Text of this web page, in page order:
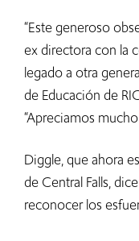
“Este generoso
ex directora con la
legado a otra
de Educación de
“Apreciamos
Diggle, que ahora
de Central Falls,
reconocer los